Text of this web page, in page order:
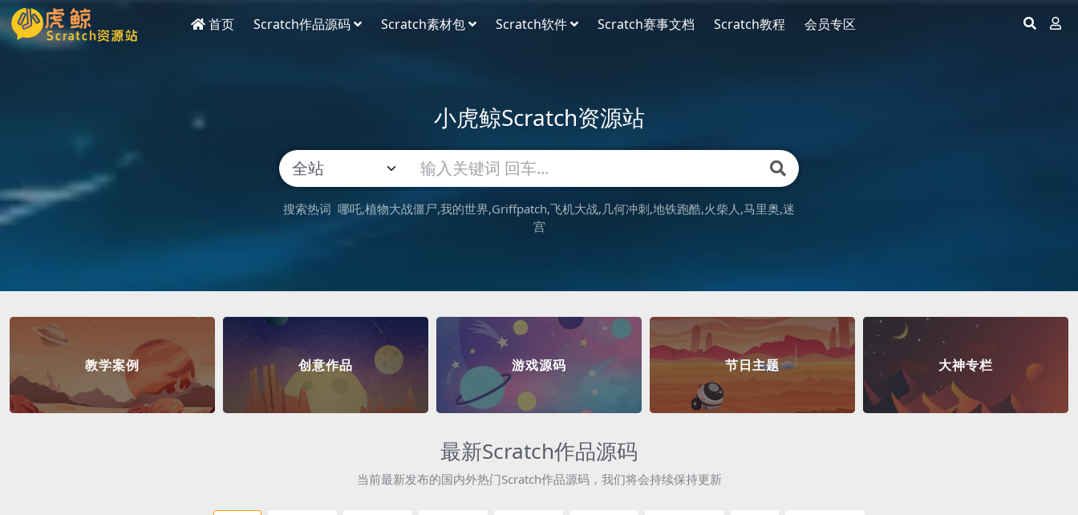
首页 Scratch作品源码 Scratch素材包 Scratch软件 Scratch赛事文档 Scratch教程 会员专区
小虎鲸Scratch资源站
搜索热词 哪吒 植物大战僵尸 我的世界 Griffpatch 飞机大战 几何冲刺 地铁跑酷 火柴人 马里奥 迷
宫
教学案例 创意作品 游戏源码 节日主题 大神专栏
最新Scratch作品源码
当前最新发布的国内外热门Scratch作品源码，我们将会持续保持更新